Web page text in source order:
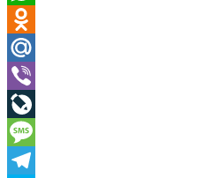
WhatsApp
Odnoklassniki
Mail.Ru
Viber
LiveJournal
Message